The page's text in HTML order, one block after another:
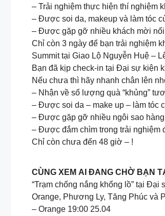
– Trải nghiệm thực hiện thí nghiệm
– Được soi da, makeup và làm tóc
– Được gặp gỡ nhiều khách mời nổi
Chỉ còn 3 ngày để bạn trải nghiệm
Summit tại Giao Lộ Nguyễn Huệ –
Bạn đã kịp check-in tại Đại sự kiện
Nếu chưa thì hãy nhanh chân lên
– Nhận về số lượng quà “khủng”
– Được soi da – make up – làm tóc
– Được gặp gỡ nhiều ngôi sao
– Được đắm chìm trong trải nghiệm
Chỉ còn chưa đến 48 giờ – !
CÙNG XEM AI ĐANG CHỜ BẠN
“Trạm chống nắng khổng lồ” tại
Orange, Phương Ly, Tăng Phúc và
– Orange 19:00 25.04